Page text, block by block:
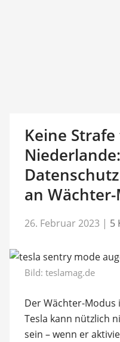
Keine
an
26. Februar 2023 | 5
Bild: teslamag.de
Der Wächter-
Tesla kann nützlich
sein – wenn er